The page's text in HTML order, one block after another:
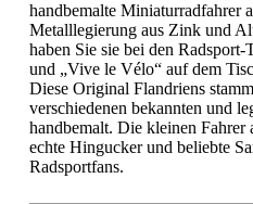
handbemalte Miniaturradfahrer
Metalllegierung aus Zink und
haben Sie sie bei den
und „Vive le Vélo“ auf dem
Diese Original Flandriens
verschiedenen bekannten und
handbemalt. Die kleinen Fahrer
echte Hingucker und beliebte
Radsportfans.